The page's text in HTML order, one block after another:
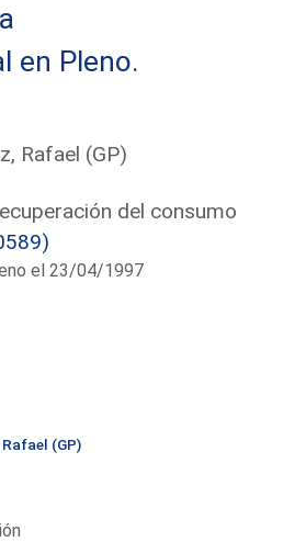
en Pleno.
Rafael (GP)
del consumo
el 23/04/1997
(GP)